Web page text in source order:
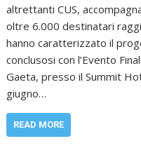
altrettanti CUS,
oltre 6.000 destinatari
hanno caratterizzato il
conclusosi con l’Evento
Gaeta, presso il Summit
giugno…
READ MORE